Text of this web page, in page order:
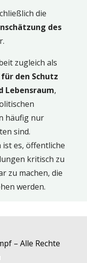
die
des
zugleich als
den Schutz
Lebensraum,
häufig nur
sind.
es, öffentliche
kritisch zu
zu machen, die
werden.
– Alle Rechte